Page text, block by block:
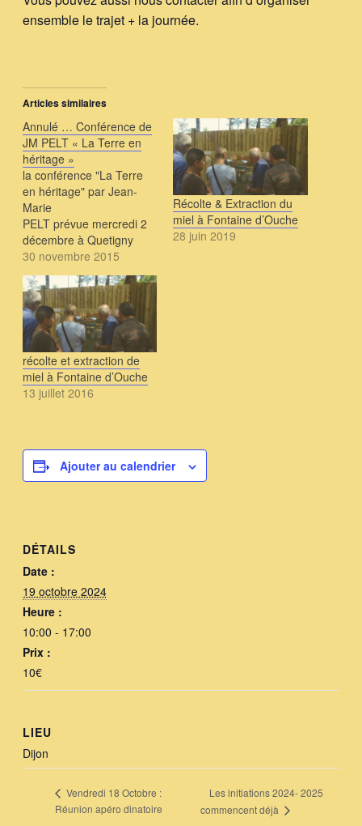
ensemble le trajet + la journée.
Articles similaires
Annulé … Conférence de
JM PELT « La Terre en
héritage »
la conférence "La Terre
en héritage" par Jean-
Marie
PELT prévue mercredi 2
décembre à Quetigny
Madame, Monsieur,
L'association Quetigny-
Environnement, le collectif
21 "Action citoyenne pour
une Côte d’Or sans OGM
ni pesticides" et
l'association Veille au
grain Bourgogne ont le
regret de vous annoncer
l'annulation de cette
30 novembre 2015
Récolte & Extraction du
miel à Fontaine d’Ouche
28 juin 2019
récolte et extraction de
miel à Fontaine d’Ouche
13 juillet 2016
Ajouter au calendrier
DÉTAILS
Date :
19 octobre 2024
Heure :
10:00 - 17:00
Prix :
10€
LIEU
Dijon
Vendredi 18 Octobre :
Réunion apéro dinatoire
Les initiations 2024- 2025
commencent déjà